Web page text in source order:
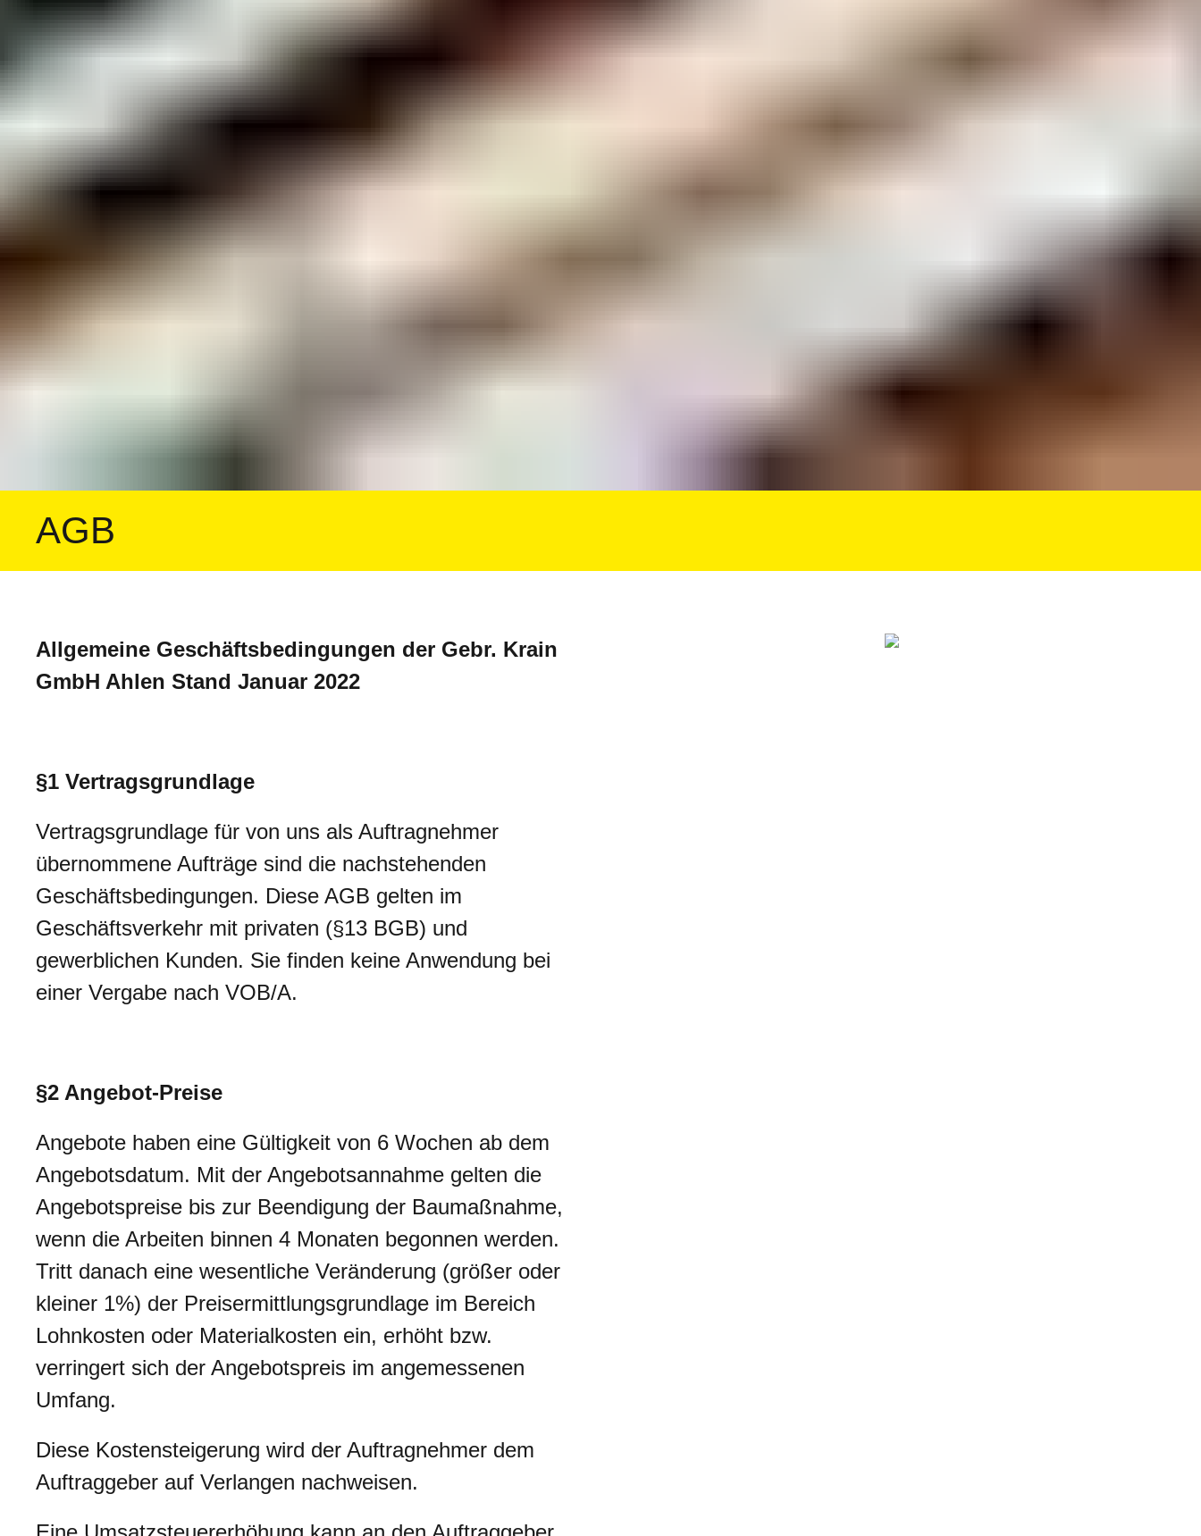
AGB
Allgemeine Geschäftsbedingungen der Gebr. Krain
GmbH Ahlen Stand Januar 2022
§1 Vertragsgrundlage
Vertragsgrundlage für von uns als Auftragnehmer
übernommene Aufträge sind die nachstehenden
Geschäftsbedingungen. Diese AGB gelten im
Geschäftsverkehr mit privaten (§13 BGB) und
gewerblichen Kunden. Sie finden keine Anwendung bei
einer Vergabe nach VOB/A.
§2 Angebot-Preise
Angebote haben eine Gültigkeit von 6 Wochen ab dem
Angebotsdatum. Mit der Angebotsannahme gelten die
Angebotspreise bis zur Beendigung der Baumaßnahme,
wenn die Arbeiten binnen 4 Monaten begonnen werden.
Tritt danach eine wesentliche Veränderung (größer oder
kleiner 1%) der Preisermittlungsgrundlage im Bereich
Lohnkosten oder Materialkosten ein, erhöht bzw.
verringert sich der Angebotspreis im angemessenen
Umfang.
Diese Kostensteigerung wird der Auftragnehmer dem
Auftraggeber auf Verlangen nachweisen.